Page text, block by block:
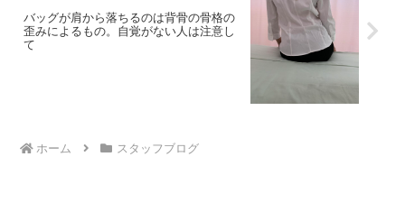
バッグが肩から落ちるのは背骨の骨格の
歪みによるもの。自覚がない人は注意し
て
ホーム スタッフブログ